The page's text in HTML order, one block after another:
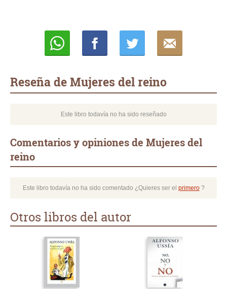
Reseña de Mujeres del reino
Este libro todavía no ha sido reseñado
Comentarios y opiniones de Mujeres del
reino
Este libro todavía no ha sido comentado ¿Quieres ser el primero?
Otros libros del autor